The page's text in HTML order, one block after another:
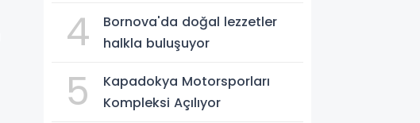
4
Bornova'da doğal lezzetler
halkla buluşuyor
5
Kapadokya Motorsporları
Kompleksi Açılıyor